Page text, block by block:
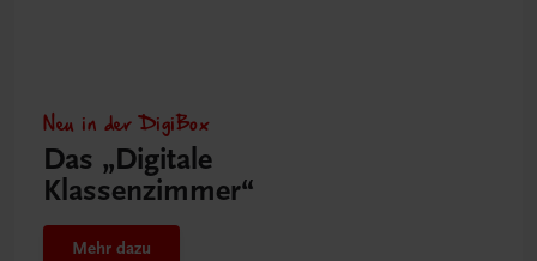
Neu in der DigiBox
Das „Digitale
Klassenzimmer“
Mehr dazu